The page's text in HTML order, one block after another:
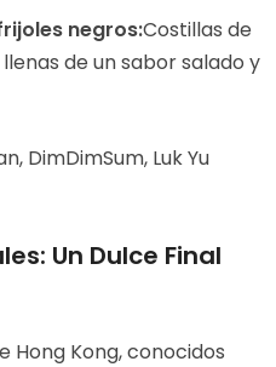
negros:Costillas de
de un sabor salado y
DimDimSum, Luk Yu
Un Dulce Final
Hong Kong, conocidos